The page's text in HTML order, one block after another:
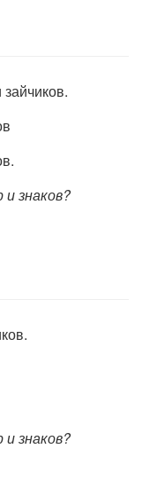
знаков?
знаков?